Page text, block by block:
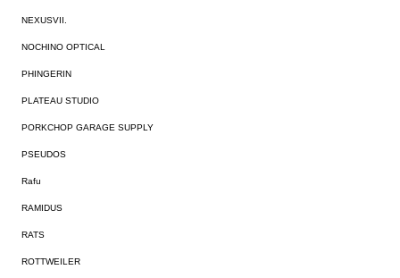
NEXUSVII.
NOCHINO OPTICAL
PHINGERIN
PLATEAU STUDIO
PORKCHOP GARAGE SUPPLY
PSEUDOS
Rafu
RAMIDUS
RATS
ROTTWEILER